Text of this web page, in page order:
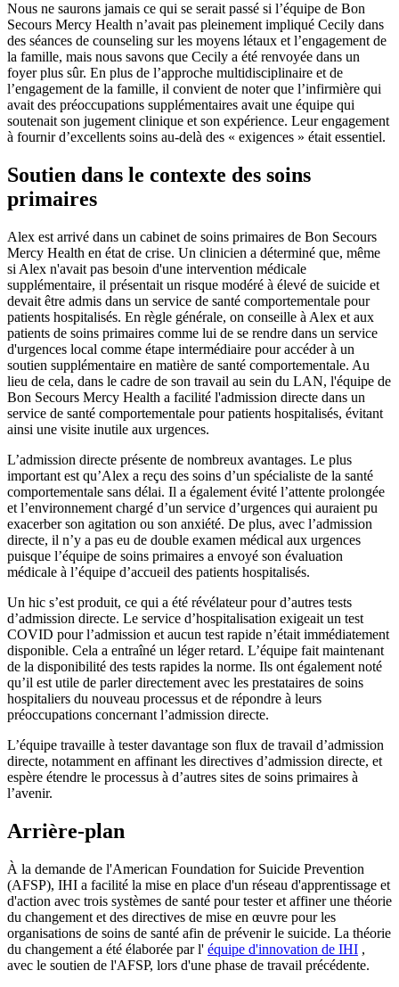
Nous ne saurons jamais ce qui se serait passé si l’équipe de Bon
Secours Mercy Health n’avait pas pleinement impliqué Cecily dans
des séances de counseling sur les moyens létaux et l’engagement de
la famille, mais nous savons que Cecily a été renvoyée dans un
foyer plus sûr. En plus de l’approche multidisciplinaire et de
l’engagement de la famille, il convient de noter que l’infirmière qui
avait des préoccupations supplémentaires avait une équipe qui
soutenait son jugement clinique et son expérience. Leur engagement
à fournir d’excellents soins au-delà des « exigences » était essentiel.
Soutien dans le contexte des soins
primaires
Alex est arrivé dans un cabinet de soins primaires de Bon Secours
Mercy Health en état de crise. Un clinicien a déterminé que, même
si Alex n'avait pas besoin d'une intervention médicale
supplémentaire, il présentait un risque modéré à élevé de suicide et
devait être admis dans un service de santé comportementale pour
patients hospitalisés. En règle générale, on conseille à Alex et aux
patients de soins primaires comme lui de se rendre dans un service
d'urgences local comme étape intermédiaire pour accéder à un
soutien supplémentaire en matière de santé comportementale. Au
lieu de cela, dans le cadre de son travail au sein du LAN, l'équipe de
Bon Secours Mercy Health a facilité l'admission directe dans un
service de santé comportementale pour patients hospitalisés, évitant
ainsi une visite inutile aux urgences.
L’admission directe présente de nombreux avantages. Le plus
important est qu’Alex a reçu des soins d’un spécialiste de la santé
comportementale sans délai. Il a également évité l’attente prolongée
et l’environnement chargé d’un service d’urgences qui auraient pu
exacerber son agitation ou son anxiété. De plus, avec l’admission
directe, il n’y a pas eu de double examen médical aux urgences
puisque l’équipe de soins primaires a envoyé son évaluation
médicale à l’équipe d’accueil des patients hospitalisés.
Un hic s’est produit, ce qui a été révélateur pour d’autres tests
d’admission directe. Le service d’hospitalisation exigeait un test
COVID pour l’admission et aucun test rapide n’était immédiatement
disponible. Cela a entraîné un léger retard. L’équipe fait maintenant
de la disponibilité des tests rapides la norme. Ils ont également noté
qu’il est utile de parler directement avec les prestataires de soins
hospitaliers du nouveau processus et de répondre à leurs
préoccupations concernant l’admission directe.
L’équipe travaille à tester davantage son flux de travail d’admission
directe, notamment en affinant les directives d’admission directe, et
espère étendre le processus à d’autres sites de soins primaires à
l’avenir.
Arrière-plan
À la demande de l'American Foundation for Suicide Prevention
(AFSP), IHI a facilité la mise en place d'un réseau d'apprentissage et
d'action avec trois systèmes de santé pour tester et affiner une théorie
du changement et des directives de mise en œuvre pour les
organisations de soins de santé afin de prévenir le suicide. La théorie
du changement a été élaborée par l' équipe d'innovation de IHI ,
avec le soutien de l'AFSP, lors d'une phase de travail précédente.